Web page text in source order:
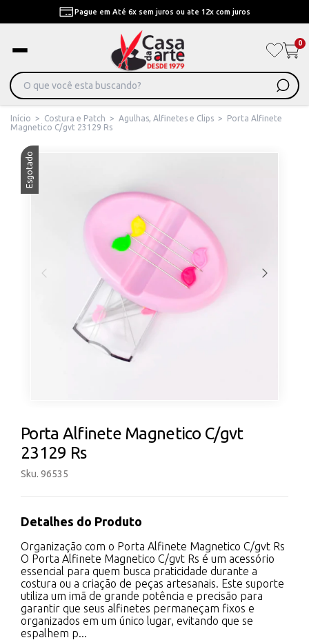
Pague em Até 6x sem juros ou ate 12x com juros
0
Início > Costura e Patch > Agulhas, Alfinetes e Clips >
Porta Alfinete
Magnetico C/gvt 23129 Rs
Esgotado
Porta Alfinete Magnetico C/gvt
23129 Rs
Sku. 96535
Detalhes do Produto
Organização com o Porta Alfinete Magnetico C/gvt Rs
O Porta Alfinete Magnetico C/gvt Rs é um acessório
essencial para quem busca praticidade durante a
costura ou a criação de peças artesanais. Este suporte
utiliza um imã de grande potência e precisão para
garantir que seus alfinetes permaneçam fixos e
organizados em um único lugar, evitando que se
espalhem p...